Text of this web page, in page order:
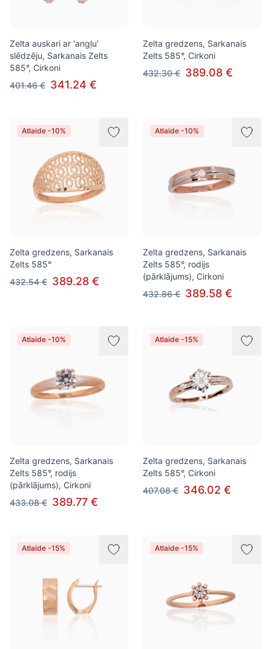
Zelta auskari ar 'angļu'
slēdzēju, Sarkanais Zelts
585°, Cirkoni
401.46 € 341.24 €
Zelta gredzens, Sarkanais
Zelts 585°, Cirkoni
432.30 € 389.08 €
Atlaide -10%
Zelta gredzens, Sarkanais
Zelts 585°
432.54 € 389.28 €
Atlaide -10%
Zelta gredzens, Sarkanais
Zelts 585°, rodijs
(pārklājums), Cirkoni
432.86 € 389.58 €
Atlaide -10%
Zelta gredzens, Sarkanais
Zelts 585°, rodijs
(pārklājums), Cirkoni
433.08 € 389.77 €
Atlaide -15%
Zelta gredzens, Sarkanais
Zelts 585°, Cirkoni
407.08 € 346.02 €
Atlaide -15% Atlaide -15%